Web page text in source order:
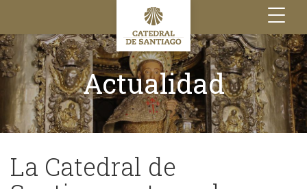
Toggle
navigation
Actualidad
La Catedral de